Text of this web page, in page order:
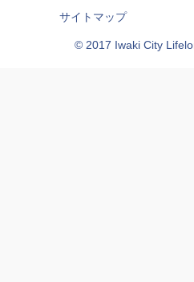
サイトマップ
© 2017 Iwaki City